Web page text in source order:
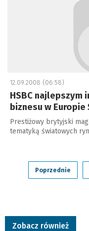
12.09.2008 (06:58)
HSBC
biznesu w
Prestiżowy brytyjski
tematyką światowych
Poprzednie
Zobacz również